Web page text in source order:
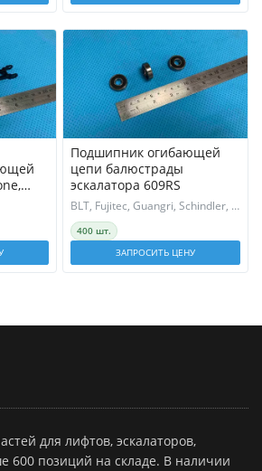
Подшипник огибающей
цепи балюстрады
эскалатора 609RS
BLT, Fujitec, Guangri, Schindler, Sjec, Латрэс
400 шт.
ЗАПРОСИТЬ ЦЕНУ
для лифтов, эскалаторов,
600 позиций на складе. В наличии